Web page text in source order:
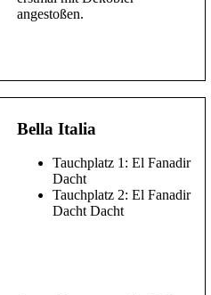
angestoßen.
Bella Italia
Tauchplatz 1: El Fanadir
Dacht
Tauchplatz 2: El Fanadir
Dacht Dacht